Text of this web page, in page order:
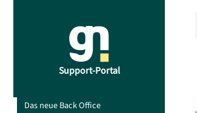
Support-Portal
Das neue Back Office